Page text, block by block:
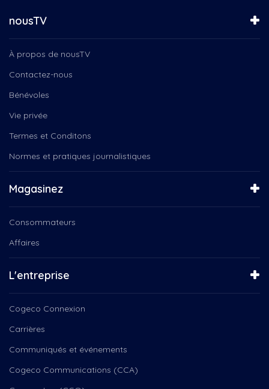
nousTV
À propos de nousTV
Contactez-nous
Bénévoles
Vie privée
Termes et Conditons
Normes et pratiques journalistiques
Magasinez
Consommateurs
Affaires
L'entreprise
Cogeco Connexion
Carrières
Communiqués et événements
Cogeco Communications (CCA)